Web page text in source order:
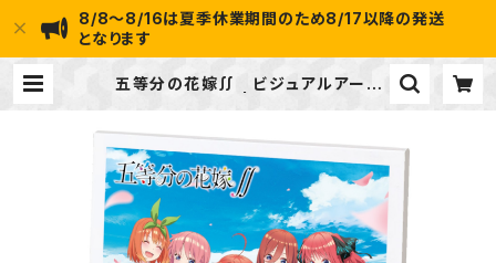
8/8～8/16は夏季休業期間のため8/17以降の発送
となります
五等分の花嫁∬ ビジュアルアート